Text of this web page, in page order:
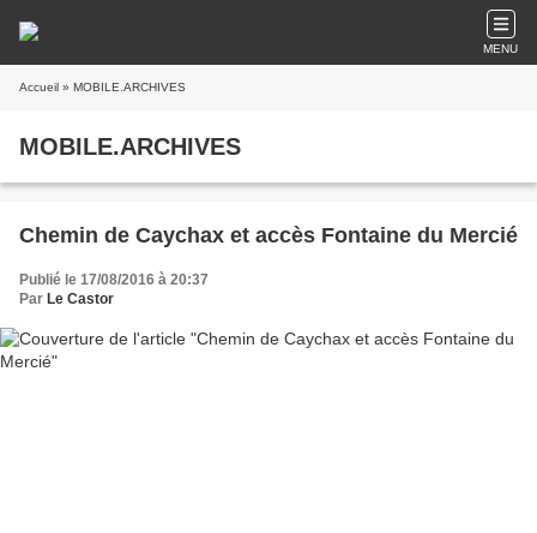
MENU
Accueil » MOBILE.ARCHIVES
MOBILE.ARCHIVES
Chemin de Caychax et accès Fontaine du Mercié
Publié le 17/08/2016 à 20:37
Par Le Castor